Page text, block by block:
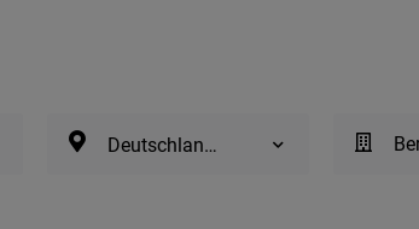
Deutschlandsberg